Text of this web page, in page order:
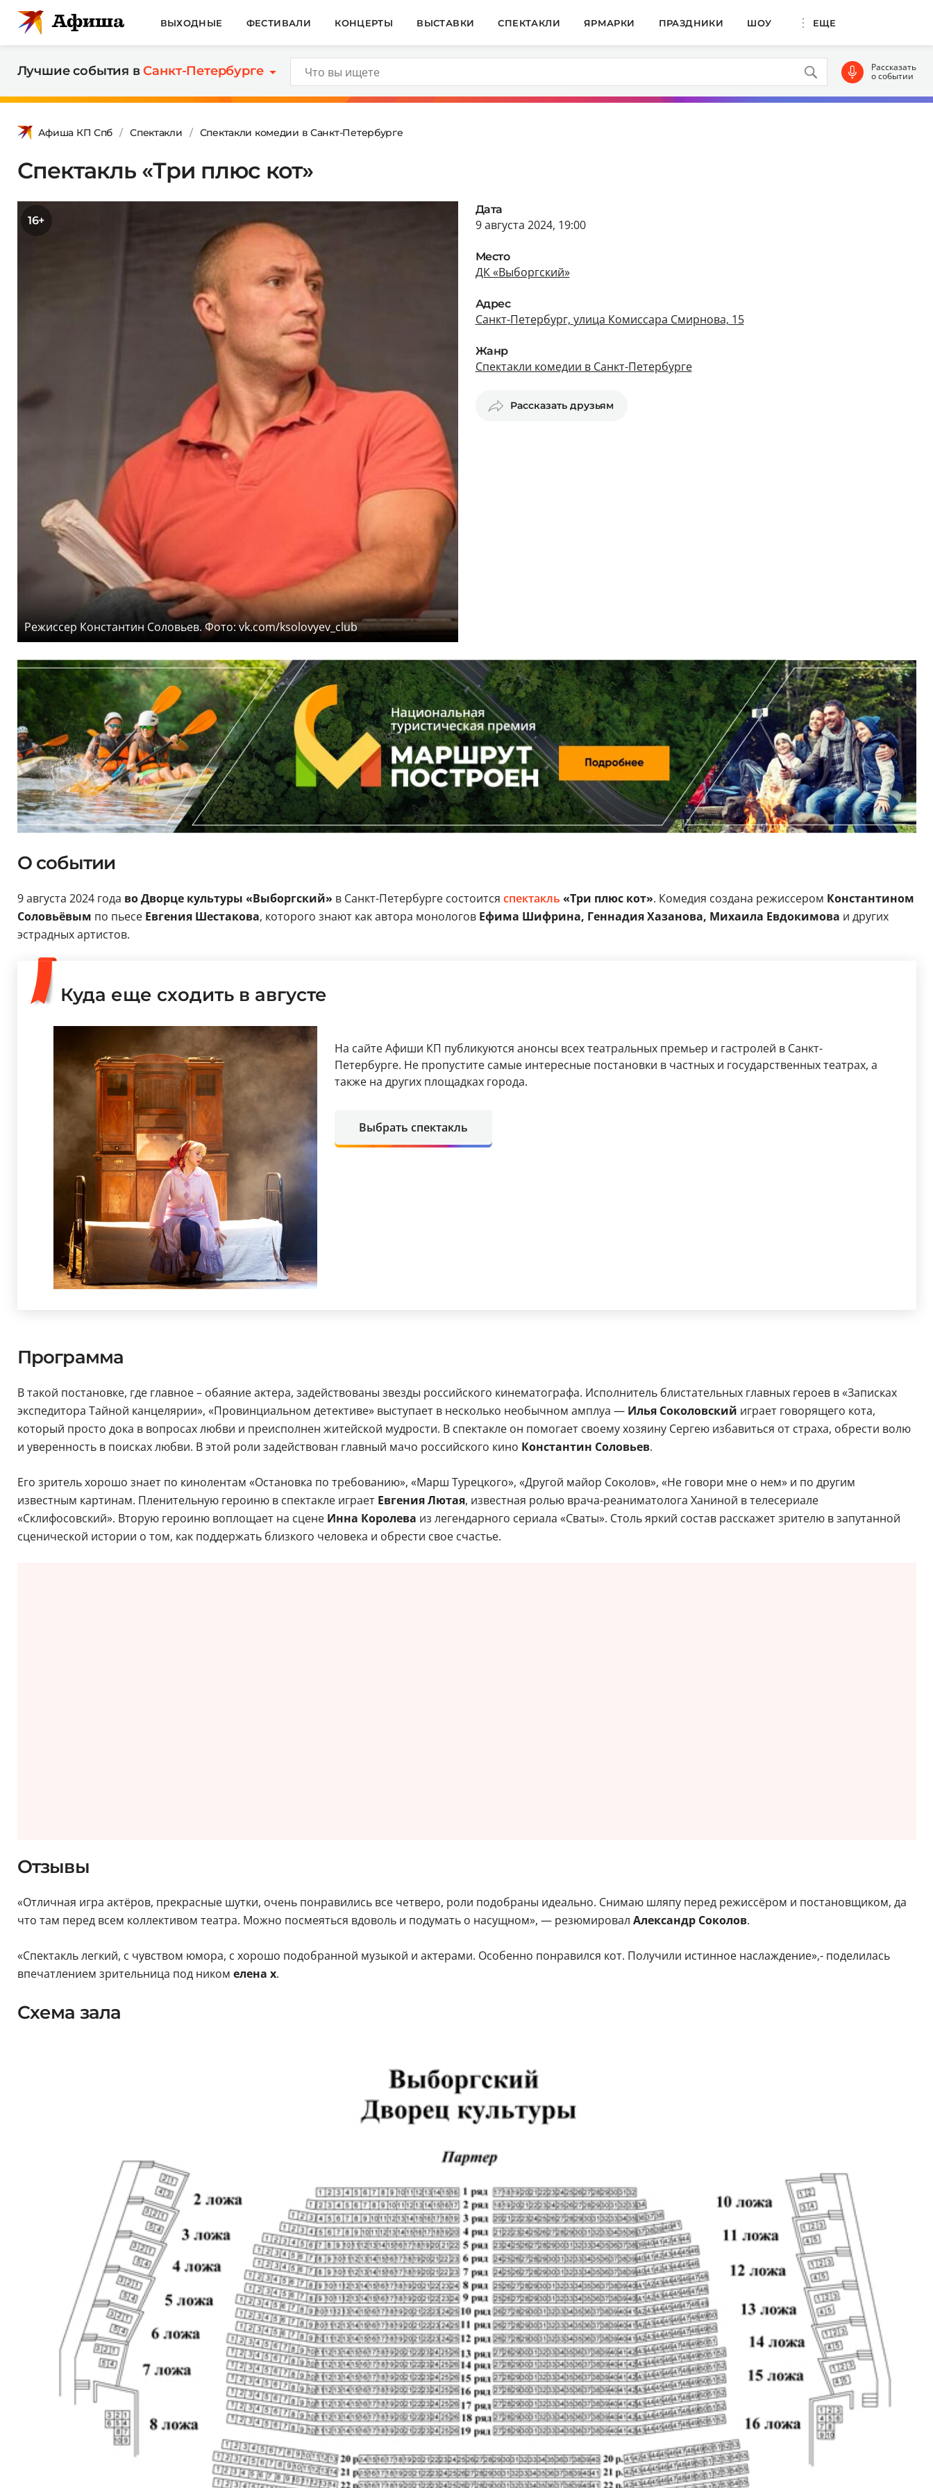
ВЫХОДНЫЕ ФЕСТИВАЛИ КОНЦЕРТЫ ВЫСТАВКИ СПЕКТАКЛИ ЯРМАРКИ ПРАЗДНИКИ ШОУ ЕЩЕ
Лучшие события вСанкт-Петербурге Рассказать
о событии
Афиша КП Спб Спектакли Спектакли комедии в Санкт-Петербурге
Спектакль «Три плюс кот»
16+
Режиссер Константин Соловьев. Фото: vk.com/ksolovyev_club
Дата
9 августа 2024, 19:00
Место
ДК «Выборгский»
Адрес
Санкт-Петербург, улица Комиссара Смирнова, 15
Жанр
Спектакли комедии в Санкт-Петербурге
Рассказать друзьям
О событии
9 августа 2024 года во Дворце культуры «Выборгский» в Санкт-Петербурге состоится спектакль «Три плюс кот». Комедия создана режиссером Константином
Соловьёвым по пьесе Евгения Шестакова, которого знают как автора монологовЕфима Шифрина, Геннадия Хазанова, Михаила Евдокимова и других
эстрадных артистов.
Куда еще сходить в августе
На сайте Афиши КП публикуются анонсы всех театральных премьер и гастролей в Санкт-
Петербурге. Не пропустите самые интересные постановки в частных и государственных театрах, а
также на других площадках города.
Выбрать спектакль
Программа
В такой постановке, где главное – обаяние актера, задействованы звезды российского кинематографа. Исполнитель блистательных главных героев в «Записках
экспедитора Тайной канцелярии», «Провинциальном детективе» выступает в несколько необычном амплуа —Илья Соколовский играет говорящего кота,
который просто дока в вопросах любви и преисполнен житейской мудрости. В спектакле он помогает своему хозяину Сергею избавиться от страха, обрести волю
и уверенность в поисках любви. В этой роли задействован главный мачо российского кино Константин Соловьев.
Его зритель хорошо знает по кинолентам «Остановка по требованию», «Марш Турецкого», «Другой майор Соколов», «Не говори мне о нем» и по другим
известным картинам. Пленительную героиню в спектакле играет Евгения Лютая, известная ролью врача-реаниматолога Ханиной в телесериале
«Склифосовский». Вторую героиню воплощает на сценеИнна Королева из легендарного сериала «Сваты». Столь яркий состав расскажет зрителю в запутанной
сценической истории о том, как поддержать близкого человека и обрести свое счастье.
Отзывы
«Отличная игра актёров, прекрасные шутки, очень понравились все четверо, роли подобраны идеально. Снимаю шляпу перед режиссёром и постановщиком, да
что там перед всем коллективом театра. Можно посмеяться вдоволь и подумать о насущном», — резюмировал Александр Соколов.
«Спектакль легкий, с чувством юмора, с хорошо подобранной музыкой и актерами. Особенно понравился кот. Получили истинное наслаждение»,- поделилась
впечатлением зрительница под ником елена х.
Схема зала